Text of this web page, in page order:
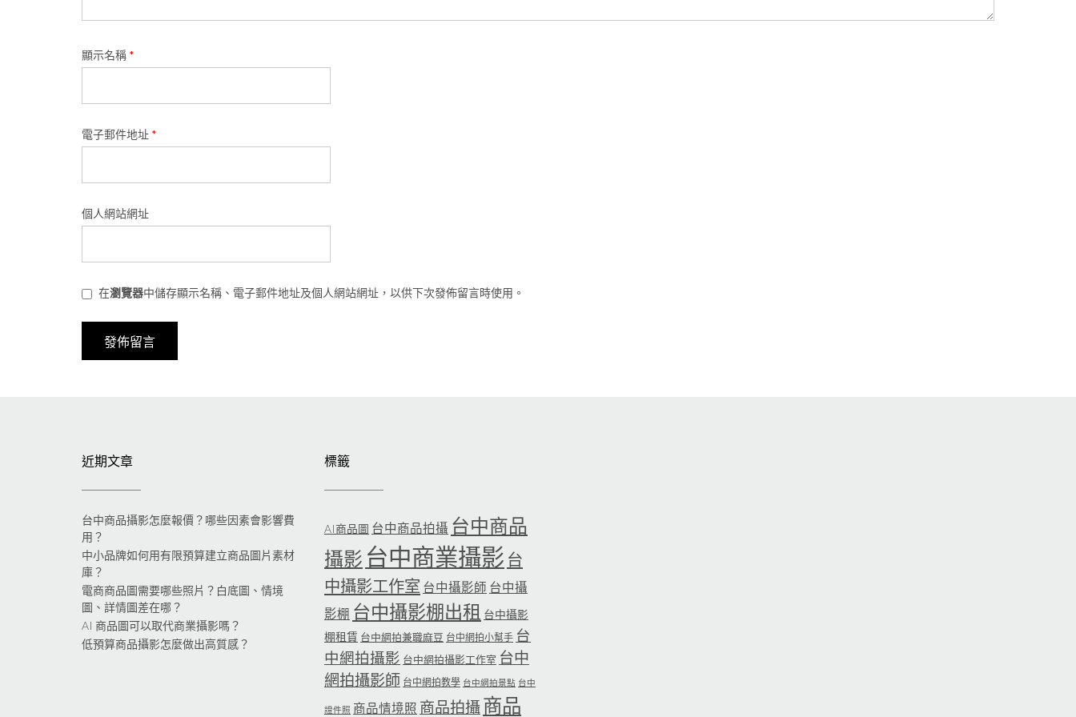
顯示名稱 *
電子郵件地址 *
個人網站網址
在瀏覽器中儲存顯示名稱、電子郵件地址及個人網站網址，以供下次發佈留言時使用。
近期文章
台中商品攝影怎麼報價？哪些因素會影響費
用？
中小品牌如何用有限預算建立商品圖片素材
庫？
電商商品圖需要哪些照片？白底圖、情境
圖、詳情圖差在哪？
AI 商品圖可以取代商業攝影嗎？
低預算商品攝影怎麼做出高質感？
標籤
AI商品圖 台中商品拍攝 台中商品
攝影 台中商業攝影 台
中攝影工作室 台中攝影師 台中攝
影棚 台中攝影棚出租 台中攝影
棚租賃 台中網拍兼職麻豆 台中網拍小幫手 台
中網拍攝影 台中網拍攝影工作室 台中
網拍攝影師 台中網拍教學 台中網拍景點 台中
證件照 商品情境照 商品拍攝商品